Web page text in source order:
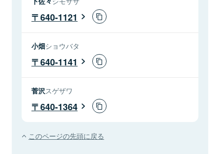
640-1121
小畑ショウバタ
640-1141
菅沢スゲザワ
640-1364
このページの先頭に戻る